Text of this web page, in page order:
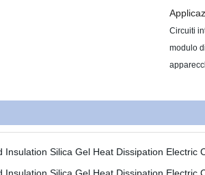
Circuiti
modulo